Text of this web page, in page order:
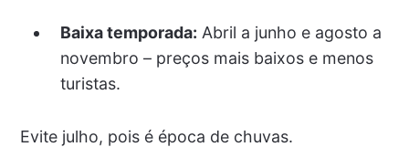
Baixa temporada: Abril a junho e agosto a
novembro – preços mais baixos e menos
turistas.
Evite julho, pois é época de chuvas.